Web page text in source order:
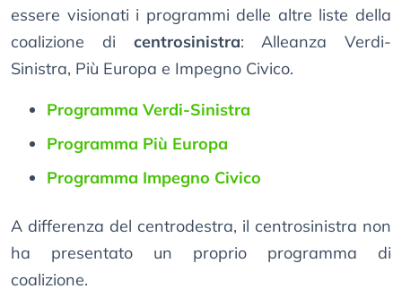
essere visionati i programmi delle altre liste della
coalizione di centrosinistra: Alleanza Verdi-
Sinistra, Più Europa e Impegno Civico.
Programma Verdi-Sinistra
Programma Più Europa
Programma Impegno Civico
A differenza del centrodestra, il centrosinistra non
ha presentato un proprio programma di
coalizione.